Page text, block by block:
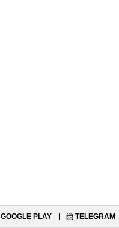
GOOGLE PLAY 📨 TELEGRAM